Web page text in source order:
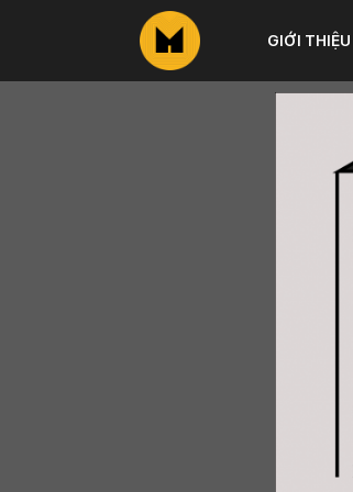
GIỚI THIỆU